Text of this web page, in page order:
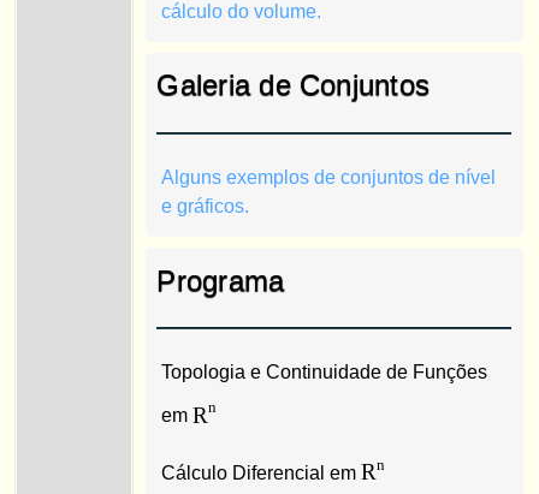
cálculo do volume.
Galeria de Conjuntos
Alguns exemplos de conjuntos de nível
e gráficos.
Programa
Topologia e Continuidade de Funções
em Rn
Cálculo Diferencial em Rn